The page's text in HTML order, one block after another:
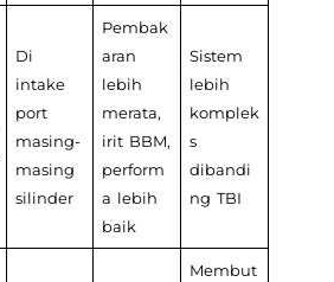
Di
intake
port
masing-
masing
silinder
Pembak
aran
lebih
merata,
irit BBM,
perform
a lebih
baik
Sistem
lebih
komplek
s
dibandi
ng TBI
Membut